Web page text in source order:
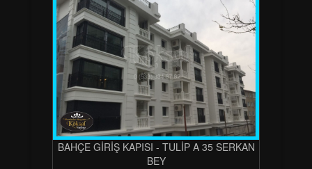
BAHÇE GİRİŞ KAPISI - TULİP A 35 SERKAN
BEY